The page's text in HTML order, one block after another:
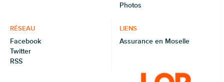
Photos
RÉSEAU
Facebook
Twitter
RSS
LIENS
Assurance en Moselle